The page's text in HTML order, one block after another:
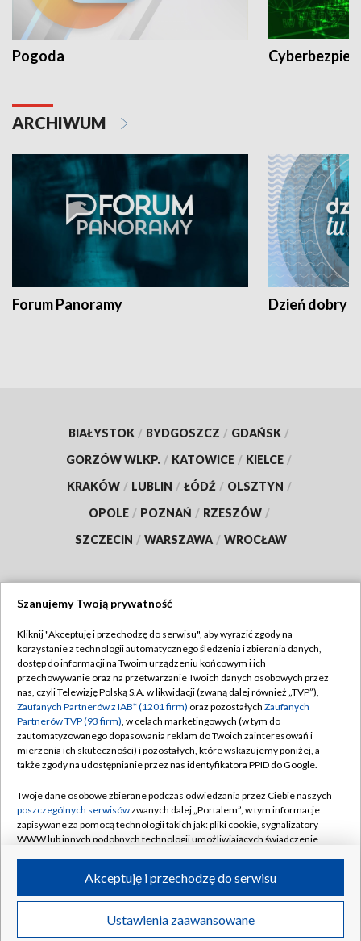
Pogoda
ARCHIWUM
Forum Panoramy Dzień dobry
BIAŁYSTOK / BYDGOSZCZ / GDAŃSK /
GORZÓW WLKP. / KATOWICE / KIELCE /
KRAKÓW / LUBLIN / ŁÓDŹ / OLSZTYN /
OPOLE / POZNAŃ / RZESZÓW /
SZCZECIN / WARSZAWA / WROCŁAW
TVP
Abonament TVP
Emisja w TVP
Centrum informacji TVP
Naziemna Telewizja Cyfrowa
Rada Programowa
System NOS
Informacje o nadawcy
Program dla prasy
Ogłoszenie przetargowe
Regulamin TVP
Polityka prywatności
Moje zgody
Pomoc
Kontakt
Kanały
©2026 Telewizja Polska S.A. w likwidacji
Szanujemy Twoją prywatność
Kliknij "Akceptuję i przechodzę do serwisu", aby wyrazić zgody na
korzystanie z technologii automatycznego śledzenia i zbierania danych,
dostęp do informacji na Twoim urządzeniu końcowym i ich
przechowywanie oraz na przetwarzanie Twoich danych osobowych przez
nas, czyli Telewizję Polską S.A. w likwidacji (zwaną dalej również „TVP”),
Zaufanych Partnerów z IAB* (1201 firm) oraz pozostałych Zaufanych
Partnerów TVP (93 firm), w celach marketingowych (w tym do
zautomatyzowanego dopasowania reklam do Twoich zainteresowań i
mierzenia ich skuteczności) i pozostałych, które wskazujemy poniżej, a
także zgody na udostępnianie przez nas identyfikatora PPID do Google.
Twoje dane osobowe zbierane podczas odwiedzania przez Ciebie naszych
poszczególnych serwisówzwanych dalej „Portalem”, w tym informacje
zapisywane za pomocą technologii takich jak: pliki cookie, sygnalizatory
WWW lub innych podobnych technologii umożliwiających świadczenie
ruchu w Internecie.
Twoje dane osobowe zbierane podczas odwiedzania przez Ciebie
poszczególnych serwisówna Portalu, takie jak adresy IP, identyfikatory
Ustawienia zaawansowane
Akceptuję i przechodzę do serwisu